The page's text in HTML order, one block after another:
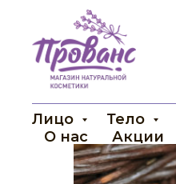
Лицо Тело
О нас
Акции